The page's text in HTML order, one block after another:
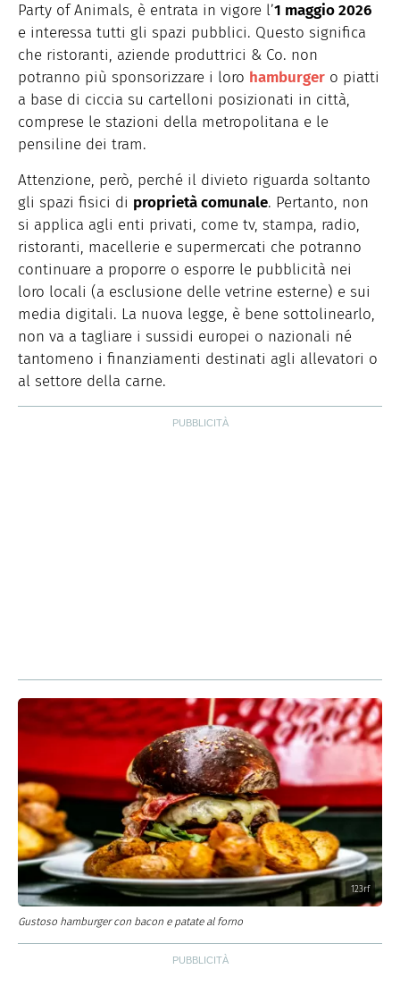
Party of Animals, è entrata in vigore l’1 maggio 2026
e interessa tutti gli spazi pubblici. Questo significa
che ristoranti, aziende produttrici & Co. non
potranno più sponsorizzare i loro hamburger o piatti
a base di ciccia su cartelloni posizionati in città,
comprese le stazioni della metropolitana e le
pensiline dei tram.
Attenzione, però, perché il divieto riguarda soltanto
gli spazi fisici di proprietà comunale. Pertanto, non
si applica agli enti privati, come tv, stampa, radio,
ristoranti, macellerie e supermercati che potranno
continuare a proporre o esporre le pubblicità nei
loro locali (a esclusione delle vetrine esterne) e sui
media digitali. La nuova legge, è bene sottolinearlo,
non va a tagliare i sussidi europei o nazionali né
tantomeno i finanziamenti destinati agli allevatori o
al settore della carne.
123rf
Gustoso hamburger con bacon e patate al forno